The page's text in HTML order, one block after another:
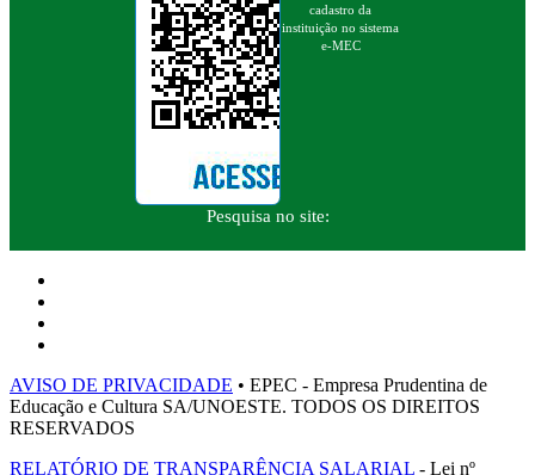
cadastro da
instituição no sistema
e-MEC
Pesquisa no site:
AVISO DE PRIVACIDADE • EPEC - Empresa Prudentina de
Educação e Cultura SA/UNOESTE. TODOS OS DIREITOS
RESERVADOS
RELATÓRIO DE TRANSPARÊNCIA SALARIAL - Lei nº